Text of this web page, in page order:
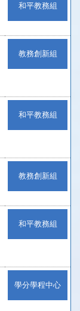
和平教務組
教務創新組
和平教務組
教務創新組
和平教務組
學分學程中心